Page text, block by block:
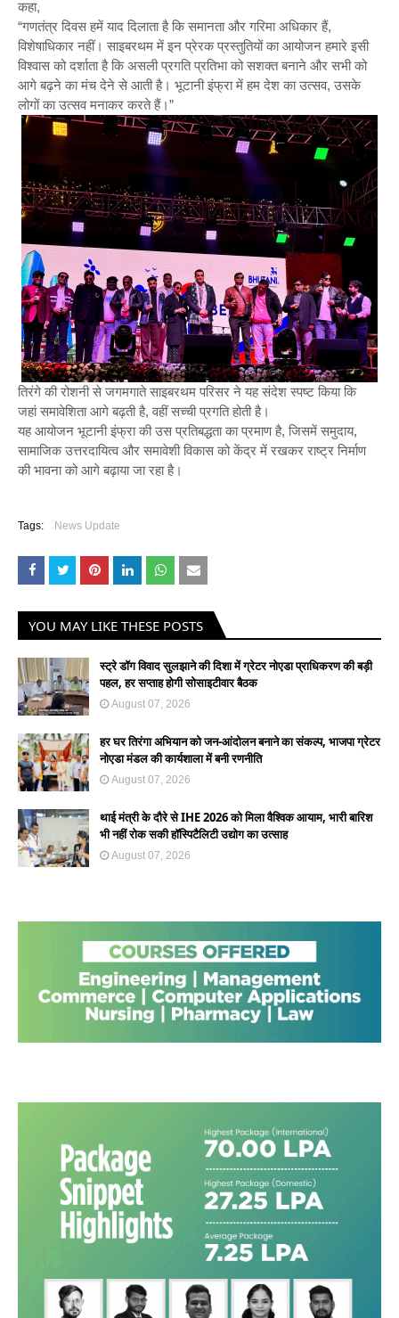
कहा,
“गणतंत्र दिवस हमें याद दिलाता है कि समानता और गरिमा अधिकार हैं,
विशेषाधिकार नहीं। साइबरथम में इन प्रेरक प्रस्तुतियों का आयोजन हमारे इसी
विश्वास को दर्शाता है कि असली प्रगति प्रतिभा को सशक्त बनाने और सभी को
आगे बढ़ने का मंच देने से आती है। भूटानी इंफ्रा में हम देश का उत्सव, उसके
लोगों का उत्सव मनाकर करते हैं।”
तिरंगे की रोशनी से जगमगाते साइबरथम परिसर ने यह संदेश स्पष्ट किया कि
जहां समावेशिता आगे बढ़ती है, वहीं सच्ची प्रगति होती है।
यह आयोजन भूटानी इंफ्रा की उस प्रतिबद्धता का प्रमाण है, जिसमें समुदाय,
सामाजिक उत्तरदायित्व और समावेशी विकास को केंद्र में रखकर राष्ट्र निर्माण
की भावना को आगे बढ़ाया जा रहा है।
Tags: News Update
YOU MAY LIKE THESE POSTS
स्ट्रे डॉग विवाद सुलझाने की दिशा में ग्रेटर नोएडा प्राधिकरण की बड़ी
पहल, हर सप्ताह होगी सोसाइटीवार बैठक
August 07, 2026
हर घर तिरंगा अभियान को जन-आंदोलन बनाने का संकल्प, भाजपा ग्रेटर
नोएडा मंडल की कार्यशाला में बनी रणनीति
August 07, 2026
थाई मंत्री के दौरे से IHE 2026 को मिला वैश्विक आयाम, भारी बारिश
भी नहीं रोक सकी हॉस्पिटैलिटी उद्योग का उत्साह
August 07, 2026